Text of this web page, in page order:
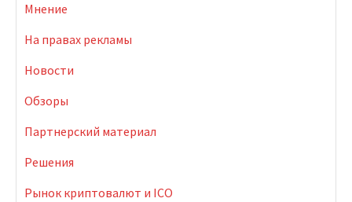
Мнение
На правах рекламы
Новости
Обзоры
Партнерский материал
Решения
Рынок криптовалют и ICO